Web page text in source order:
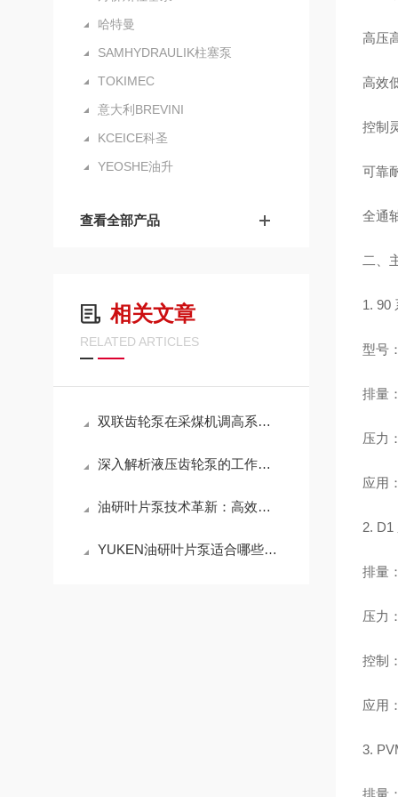
哈特曼
SAMHYDRAULIK柱塞泵
TOKIMEC
意大利BREVINI
KCEICE科圣
YEOSHE油升
查看全部产品
相关文章
RELATED ARTICLES
双联齿轮泵在采煤机调高系统里的运用
深入解析液压齿轮泵的工作原理与性能优化策略，提升液压系统效率
油研叶片泵技术革新：高效能、低噪音的工业流体传动解决方案探索
YUKEN油研叶片泵适合哪些行业？
高压
高效
控制
可靠
全通
二、
1. 90
型号
排量
压力
应用
2. D1
排量
压力
控制
应用
3.
排量